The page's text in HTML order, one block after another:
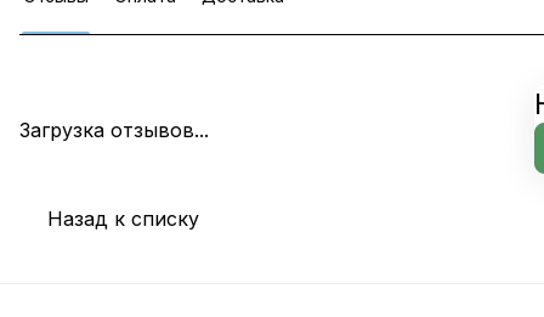
Загрузка отзывов...
Назад к списку